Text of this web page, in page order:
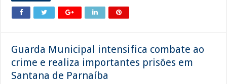
Guarda Municipal intensifica combate ao
crime e realiza importantes prisões em
Santana de Parnaíba